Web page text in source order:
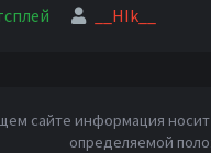
__HIk__
сайте информация
определяемой